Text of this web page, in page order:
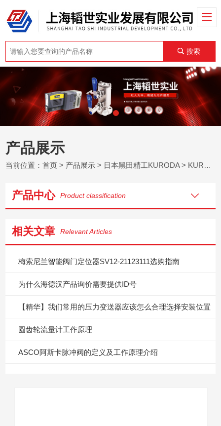
搜索
产品展示
当前位置：首页 > 产品展示 > 日本黑田精工KURODA> KURODA油压夹具
产品中心 Product classification
相关文章 Relevant Articles
梅索尼兰智能阀门定位器SV12-21123111选购指南
为什么海德汉产品询价需要提供ID号
【精华】我们常用的压力变送器应该怎么合理选择安装位置
圆齿轮流量计工作原理
ASCO阿斯卡脉冲阀的定义及工作原理介绍